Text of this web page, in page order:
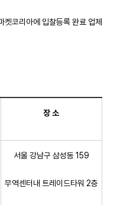
코리아에 입찰등록 완료 업체
장 소
서울 강남구 삼성동 159
무역센터내 트레이드타워 2층